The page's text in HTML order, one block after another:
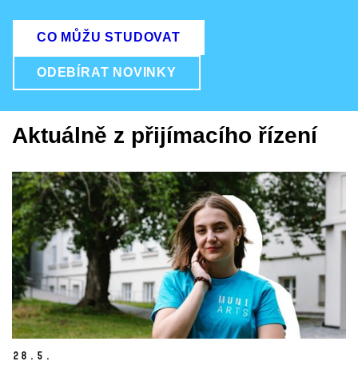
CO MŮŽU STUDOVAT
ODEBÍRAT NOVINKY
Aktuálně z přijímacího řízení
28. 5.